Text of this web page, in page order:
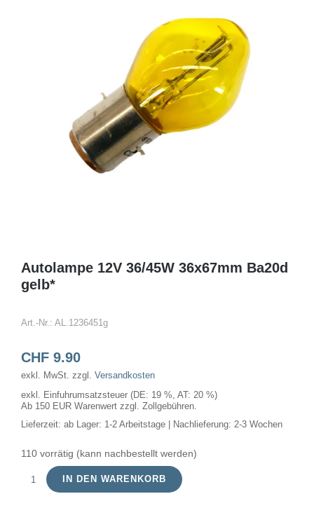
Autolampe 12V 36/45W 36x67mm Ba20d
gelb*
Art.-Nr.: AL.1236451g
CHF9.90
exkl. MwSt. zzgl. Versandkosten
exkl. Einfuhrumsatzsteuer (DE: 19 %, AT: 20 %)
Ab 150 EUR Warenwert zzgl. Zollgebühren.
Lieferzeit: ab Lager: 1-2 Arbeitstage | Nachlieferung: 2-3 Wochen
110 vorrätig (kann nachbestellt werden)
Autolampe
IN DEN WARENKORB